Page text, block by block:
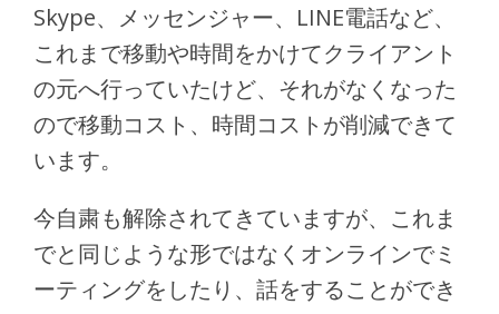
Skype、メッセンジャー、LINE電話など、
これまで移動や時間をかけてクライアント
の元へ行っていたけど、それがなくなった
ので移動コスト、時間コストが削減できて
います。
今自粛も解除されてきていますが、これま
でと同じような形ではなくオンラインでミ
ーティングをしたり、話をすることができ